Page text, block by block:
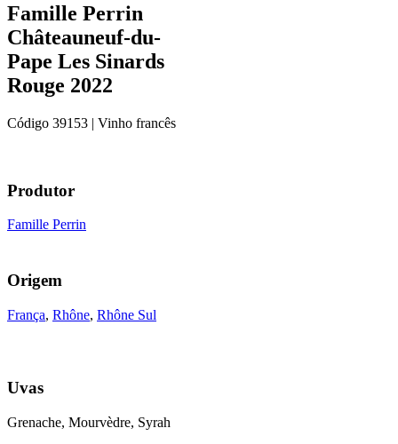
Famille Perrin
Châteauneuf-du-
Pape Les Sinards
Rouge 2022
Código 39153 | Vinho francês
Produtor
Famille Perrin
Origem
França, Rhône, Rhône Sul
Uvas
Grenache, Mourvèdre, Syrah